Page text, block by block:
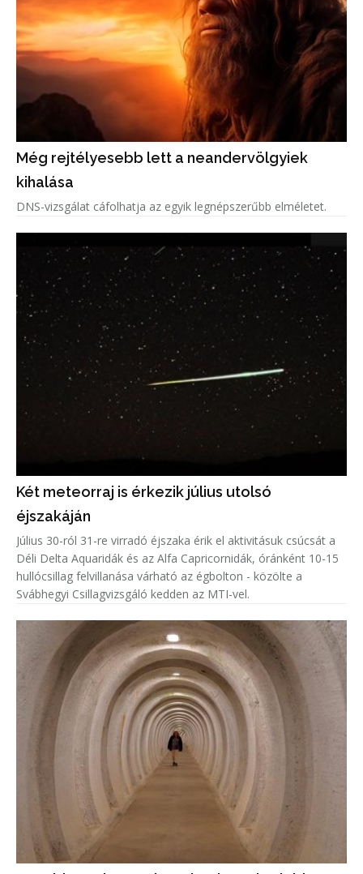
Még rejtélyesebb lett a neandervölgyiek
kihalása
DNS-vizsgálat cáfolhatja az egyik legnépszerűbb elméletet.
Két meteorraj is érkezik július utolsó
éjszakáján
Július 30-ról 31-re virradó éjszaka érik el aktivitásuk csúcsát a
Déli Delta Aquaridák és az Alfa Capricornidák, óránként 10-15
hullócsillag felvillanása várható az égbolton - közölte a
Svábhegyi Csillagvizsgáló kedden az MTI-vel.